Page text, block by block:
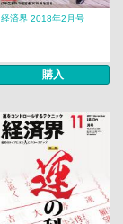
経済界 2018年2月号
購入